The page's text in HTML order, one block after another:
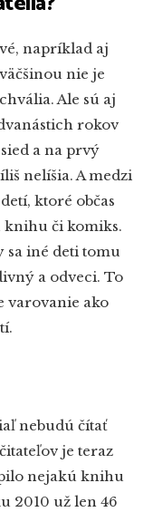
napríklad aj
nie je
Ale sú aj
rokov
a na prvý
nelíšia. A medzi
ktoré občas
knihu či komiks.
sa iné deti tomu
a odveci. To
varovanie ako
nebudú čítať
je teraz
nejakú knihu
2010 už len 46